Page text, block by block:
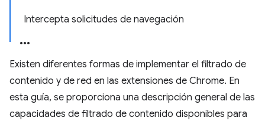
Intercepta solicitudes de navegación
Existen diferentes formas de implementar el filtrado de
contenido y de red en las extensiones de Chrome. En
esta guía, se proporciona una descripción general de las
capacidades de filtrado de contenido disponibles para